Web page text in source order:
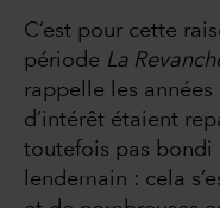
C’est pour cette
période La
rappelle les années
d’intérêt étaient
toutefois pas bondi
lendemain : cela